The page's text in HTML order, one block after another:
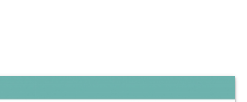
+
CHIESA